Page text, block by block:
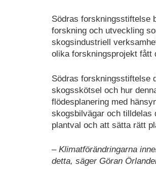
Södras forskningsstiftelse
forskning och utveckling
skogsindustriell
olika forskningsprojekt fått
Södras forskningsstiftelse
skogsskötsel och hur
flödesplanering med
skogsbilvägar och tilldelas
plantval och att sätta rätt
– Klimatförändringarna
detta, säger Göran